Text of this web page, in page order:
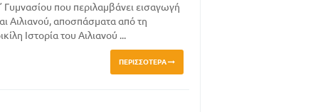
Γυμνασίου που περιλαμβάνει εισαγωγή
Αιλιανού, αποσπάσματα από τη
Ιστορία του Αιλιανού ...
ΠΕΡΙΣΣΌΤΕΡΑ